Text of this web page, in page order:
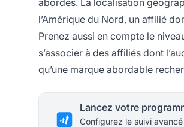
l’Amérique du Nord, un affilié
Prenez aussi en compte le
s’associer à des affiliés dont
qu’une marque abordable
Configurez le suivi